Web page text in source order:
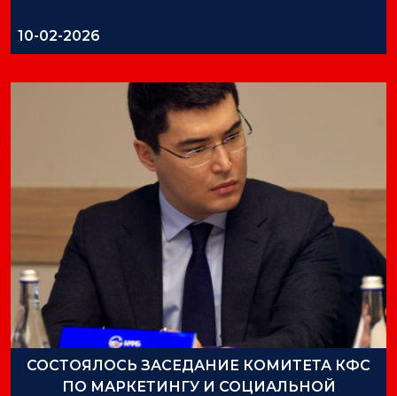
10-02-2026
СОСТОЯЛОСЬ ЗАСЕДАНИЕ КОМИТЕТА КФС
ПО МАРКЕТИНГУ И СОЦИАЛЬНОЙ